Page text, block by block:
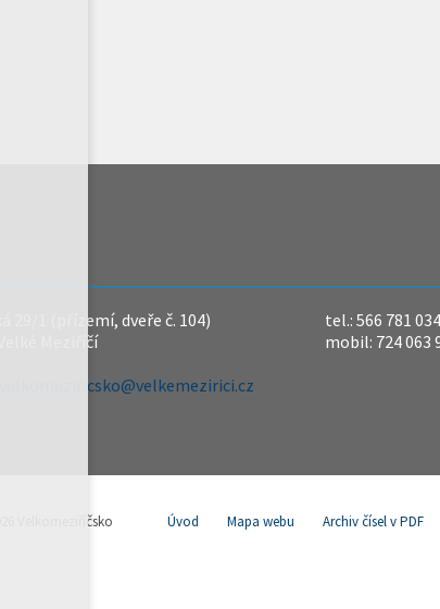
29/1 (přízemí, dveře č. 104)
Velké Meziříčí
velkomeziricsko@velkemezirici.cz
tel.: 566 781 034
mobil: 724 063
Velkomeziříčsko Úvod Mapa webu Archiv čísel v PDF